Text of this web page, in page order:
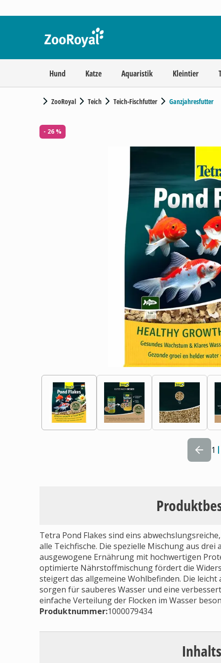
Hund Katze Aquaristik Kleintier
ZooRoyal Teich Teich-Fischfutter Ganzjahresfutter
- 26 %
1
Tetra Pond Flakes sind eins
alle Teichfische. Die spezielle Mischung aus
ausgewogene Ernährung mit hochwertigen
optimierte Nährstoffmischung fördert die
steigert das allgemeine Wohlbefinden. Die
sorgen für sauberes Wasser und eine
einfache Verteilung der Flocken im Wasser
Produktnummer:1000079434